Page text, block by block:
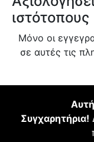
ιστότοπους
Μόνο οι
σε αυτές τις
Αυτή
Συγχαρητήρια!